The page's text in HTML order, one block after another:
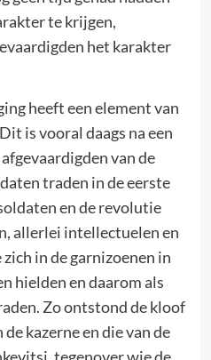
te krijgen,
het karakter
heeft een element van
is vooral daags na een
van de
traden in de eerste
en de revolutie
allerlei intellectuelen en
in de garnizoenen in
hielden en daarom als
Zo ontstond de kloof
kazerne en die van de